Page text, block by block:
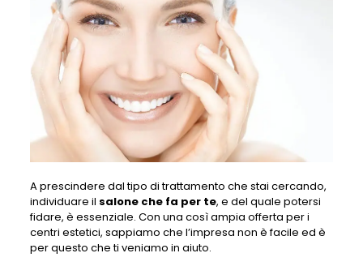
A prescindere dal tipo di trattamento che stai cercando,
individuare il salone che fa per te, e del quale potersi
fidare, è essenziale. Con una così ampia offerta per i
centri estetici, sappiamo che l’impresa non è facile ed è
per questo che ti veniamo in aiuto.